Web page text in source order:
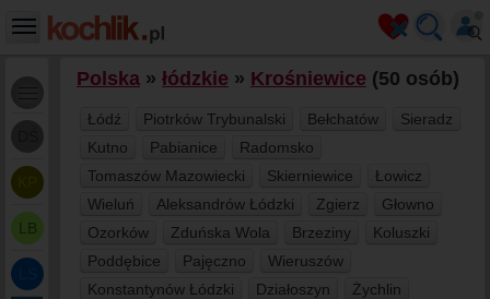
LB
Polska » łódzkie » Krośniewice (50 osób)
Łódź Piotrków Trybunalski Bełchatów
Sieradz
Kutno
Pabianice
Radomsko
Tomaszów Mazowiecki
Skierniewice
Łowicz
Wieluń
Aleksandrów Łódzki Zgierz
Głowno
Ozorków
Zduńska Wola Brzeziny
Koluszki
Poddębice
Pajęczno
Wieruszów
Konstantynów Łódzki
Działoszyn
Żychlin